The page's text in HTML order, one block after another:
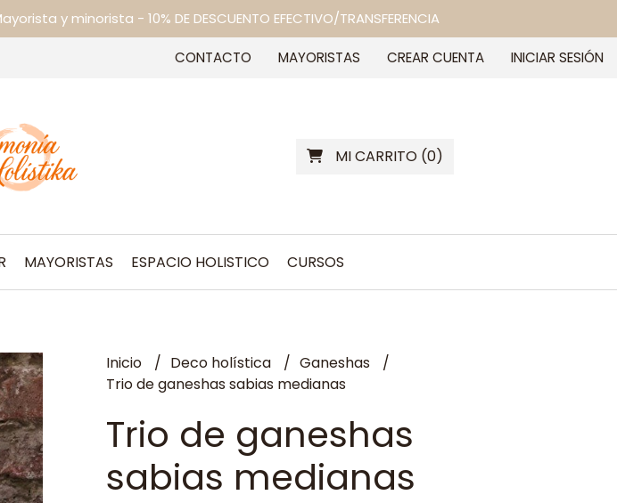
y minorista - 10% DE DESCUENTO EFECTIVO/TRANSFERENCIA
CONTACTO MAYORISTAS CREAR CUENTA INICIAR SESIÓN
MI CARRITO(0)
MAYORISTAS ESPACIO HOLISTICO CURSOS
Inicio Deco holística
Ganeshas
Trio de ganeshas sabias medianas
Trio de ganeshas
sabias medianas